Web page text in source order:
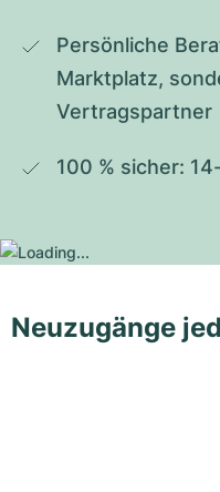
Persönliche
Marktplatz,
Vertragspartner
100 % sicher:
Neuzugänge